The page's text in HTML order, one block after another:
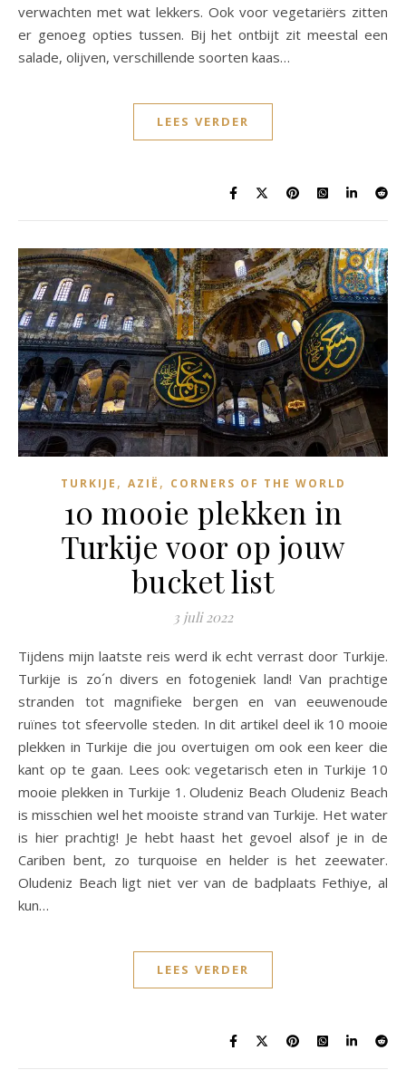
verwachten met wat lekkers. Ook voor vegetariërs zitten
er genoeg opties tussen. Bij het ontbijt zit meestal een
salade, olijven, verschillende soorten kaas…
LEES VERDER
TURKIJE , AZIË , CORNERS OF THE WORLD
10 mooie plekken in
Turkije voor op jouw
bucket list
3 juli 2022
Tijdens mijn laatste reis werd ik echt verrast door Turkije.
Turkije is zo´n divers en fotogeniek land! Van prachtige
stranden tot magnifieke bergen en van eeuwenoude
ruïnes tot sfeervolle steden. In dit artikel deel ik 10 mooie
plekken in Turkije die jou overtuigen om ook een keer die
kant op te gaan. Lees ook: vegetarisch eten in Turkije 10
mooie plekken in Turkije 1. Oludeniz Beach Oludeniz Beach
is misschien wel het mooiste strand van Turkije. Het water
is hier prachtig! Je hebt haast het gevoel alsof je in de
Cariben bent, zo turquoise en helder is het zeewater.
Oludeniz Beach ligt niet ver van de badplaats Fethiye, al
kun…
LEES VERDER